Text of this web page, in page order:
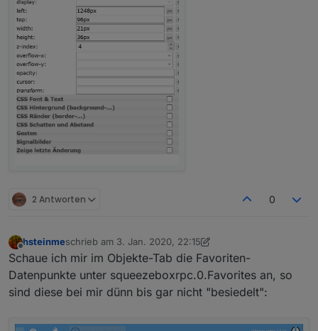
2 Antworten 0
Offline
hsteinmeschrieb am 3. Jan. 2020, 22:15
zuletzt editiert von hsteinme 1. März 2020, 23:16
Schaue ich mir im Objekte-Tab die Favoriten-
Datenpunkte unter squeezeboxrpc.0.Favorites an, so
sind diese bei mir dünn bis gar nicht "besiedelt":